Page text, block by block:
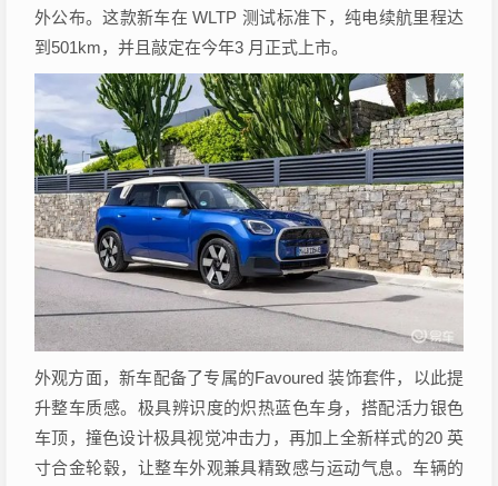
外公布。这款新车在 WLTP 测试标准下，纯电续航里程达
到501km，并且敲定在今年3 月正式上市。
外观方面，新车配备了专属的Favoured 装饰套件，以此提
升整车质感。极具辨识度的炽热蓝色车身，搭配活力银色
车顶，撞色设计极具视觉冲击力，再加上全新样式的20 英
寸合金轮毂，让整车外观兼具精致感与运动气息。车辆的